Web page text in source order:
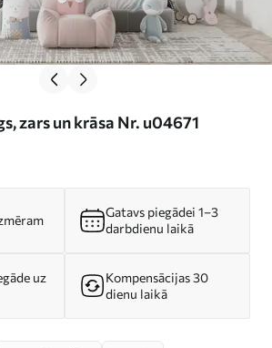
zars un krāsa Nr. u04671
Gatavs piegādei 1–3
darbdienu laikā
uz
Kompensācijas 30
dienu laikā